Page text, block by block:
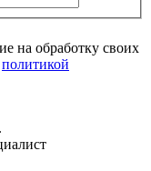
на обработку своих
политикой